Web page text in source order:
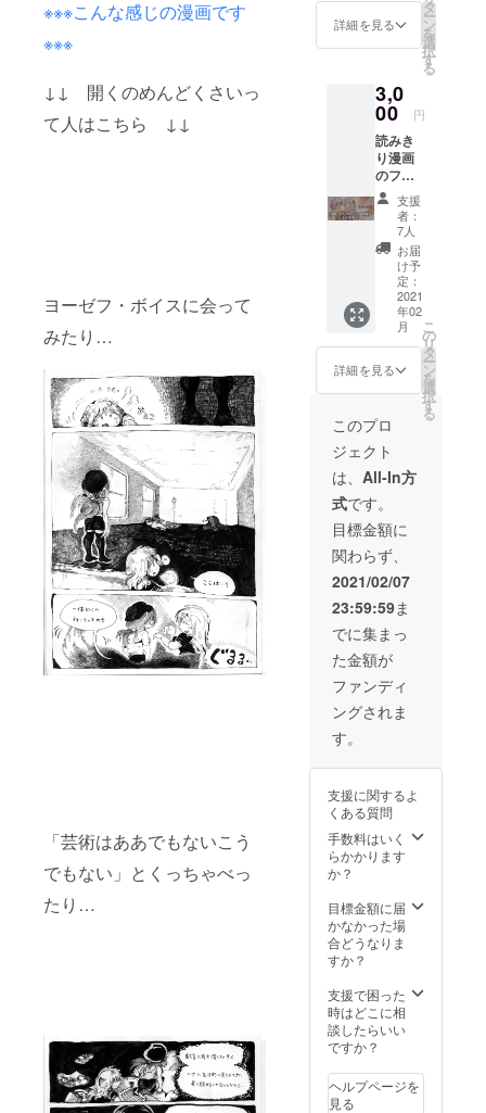
※※※こんな感じの漫画です
※※※
↓↓ 開くのめんどくさいっ
て人はこちら ↓↓
ヨーゼフ・ボイスに会って
みたり…
「芸術はああでもないこう
でもない」とくっちゃべっ
たり…
ど、短
い漫画
セット
です！
お礼の
メッ
セージ
と共に
送らせ
て頂き
ます！
を 記載
させて
頂きま
んな感
じで！
その際
はお名
前かハ
ンドル
ネーム
教えて
くださ
い！
詳細を見る
タ
ー
ン
を
選
択
す
る
3,0
00 円
読みき
り漫画
のファ
イルに
加えて
漫画サ
イト上
で 感謝
の気持
ちを込
めてあ
なたの
お名前
を 記載
させて
頂きま
す！
（大き
い文字
サイズ
で） ま
あ神社
と同じ
システ
ムです
わ～ こ
んな感
じで！
その際
はお名
前かハ
ンドル
ネーム
教えて
支援
者：
7人
お届
け予
定：
2021
年02
月
詳細を見る
こ
の
リ
タ
ー
ン
を
選
択
す
る
このプロ
ジェクト
は、 All-In方
式です。
目標金額に
関わらず、
2021/02/07
23:59:59ま
でに集まっ
た金額が
ファンディ
ングされま
す。
支援に関するよ
くある質問
手数料はいく
らかかります
か？
目標金額に届
かなかった場
合どうなりま
すか？
支援で困った
時はどこに相
談したらいい
ですか？
ヘルプページを
見る